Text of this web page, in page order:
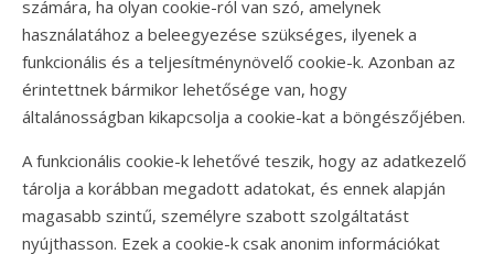
számára, ha olyan cookie-ról van szó, amelynek
használatához a beleegyezése szükséges, ilyenek a
funkcionális és a teljesítménynövelő cookie-k. Azonban az
érintettnek bármikor lehetősége van, hogy
általánosságban kikapcsolja a cookie-kat a böngészőjében.
A funkcionális cookie-k lehetővé teszik, hogy az adatkezelő
tárolja a korábban megadott adatokat, és ennek alapján
magasabb szintű, személyre szabott szolgáltatást
nyújthasson. Ezek a cookie-k csak anonim információkat